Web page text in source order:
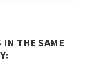
IN THE SAME